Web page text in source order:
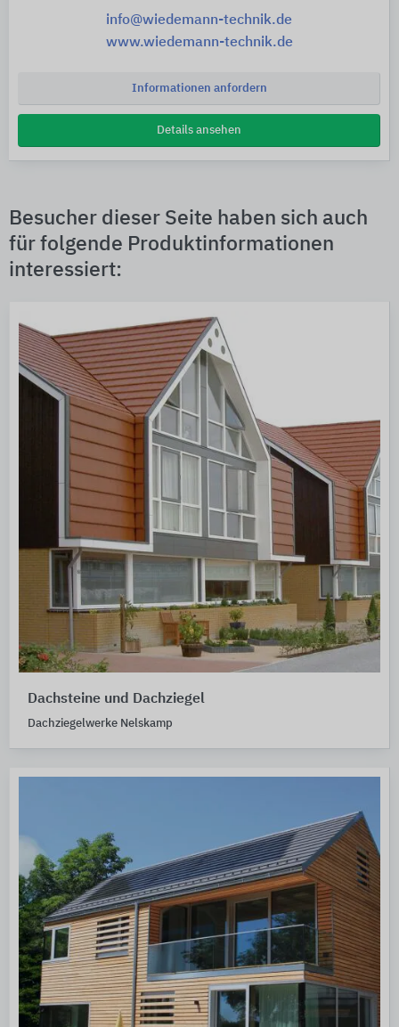
info@wiedemann-technik.de
www.wiedemann-technik.de
Informationen anfordern
Details ansehen
Besucher dieser Seite haben sich auch
für folgende Produktinformationen
interessiert:
Dachsteine und Dachziegel
Dachziegelwerke Nelskamp